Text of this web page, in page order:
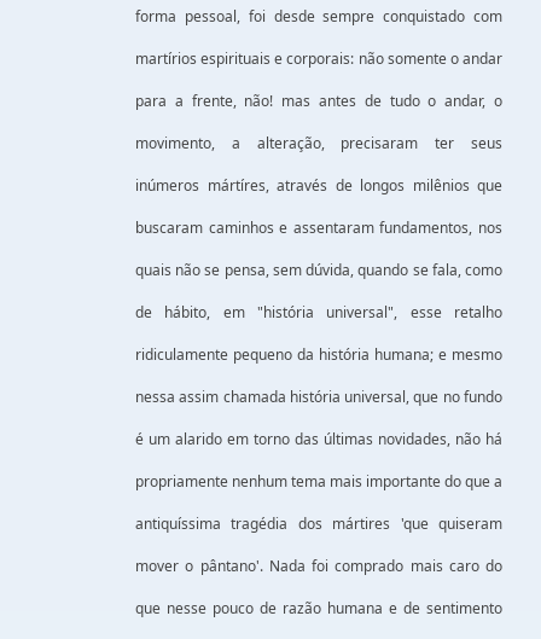
forma pessoal, foi desde sempre conquistado com
martírios espirituais e corporais: não somente o andar
para a frente, não! mas antes de tudo o andar, o
movimento, a alteração, precisaram ter seus
inúmeros mártíres, através de longos milênios que
buscaram caminhos e assentaram fundamentos, nos
quais não se pensa, sem dúvida, quando se fala, como
de hábito, em "história universal", esse retalho
ridiculamente pequeno da história humana; e mesmo
nessa assim chamada história universal, que no fundo
é um alarido em torno das últimas novidades, não há
propriamente nenhum tema mais importante do que a
antiquíssima tragédia dos mártires 'que quiseram
mover o pântano'. Nada foi comprado mais caro do
que nesse pouco de razão humana e de sentimento